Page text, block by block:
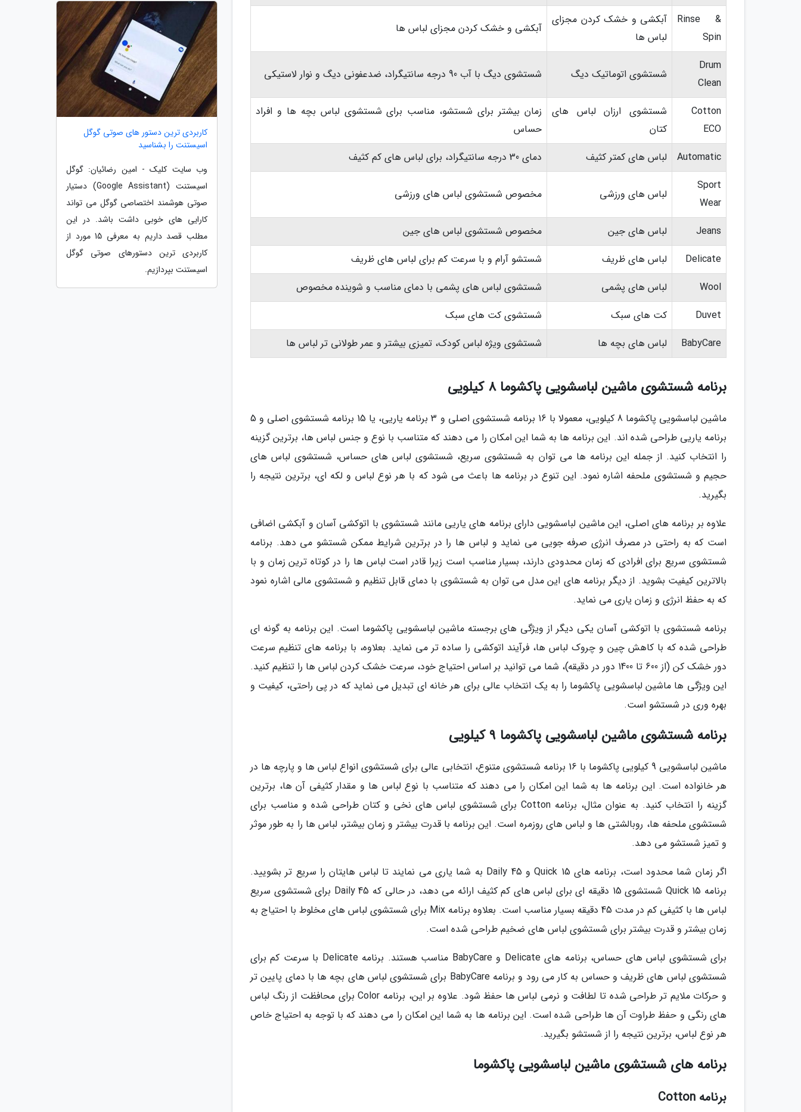
Rinse &
Spin
آبکشی و خشک کردن مجزای
لباس ها
آبکشی و خشک کردن مجزای لباس ها
Drum
Clean
شستشوی اتوماتیک دیگ شستشوی دیگ با آب 90 درجه سانتیگراد، ضدعفونی دیگ و نوار لاستیکی
Cotton
ECO
شستشوی ارزان لباس های
کتان
زمان بیشتر برای شستشو، مناسب برای شستشوی لباس بچه ها و افراد
حساس
Automatic
لباس های کمتر کثیف
دمای 30 درجه سانتیگراد، برای لباس های کم کثیف
Sport
Wear
لباس های ورزشی مخصوص شستشوی لباس های ورزشی
Jeans لباس های جین
مخصوص شستشوی لباس های جین
Delicate
لباس های ظریف
شستشو آرام و با سرعت کم برای لباس های ظریف
Wool
لباس های پشمی
شستشوی لباس های پشمی با دمای مناسب و شوینده مخصوص
Duvet
کت های سبک
شستشوی کت های سبک
BabyCare
لباس های بچه ها شستشوی ویژه لباس کودک، تمیزی بیشتر و عمر طولانی تر لباس ها
برنامه شستشوی ماشین لباسشویی پاکشوما 8 کیلویی
ماشین لباسشویی پاکشوما 8 کیلویی، معمولا با 16 برنامه شستشوی اصلی و 3 برنامه یاریی، یا 15 برنامه شستشوی اصلی و 5
برنامه یاریی طراحی شده اند. این برنامه ها به شما این امکان را می دهند که متناسب با نوع و جنس لباس ها، برترین گزینه
را انتخاب کنید. از جمله این برنامه ها می توان به شستشوی سریع، شستشوی لباس های حساس، شستشوی لباس های
حجیم و شستشوی ملحفه اشاره نمود. این تنوع در برنامه ها باعث می شود که با هر نوع لباس و لکه ای، برترین نتیجه را
بگیرید.
علاوه بر برنامه های اصلی، این ماشین لباسشویی دارای برنامه های یاریی مانند شستشوی با اتوکشی آسان و آبکشی اضافی
است که به راحتی در مصرف انرژی صرفه جویی می نماید و لباس ها را در برترین شرایط ممکن شستشو می دهد. برنامه
شستشوی سریع برای افرادی که زمان محدودی دارند، بسیار مناسب است زیرا قادر است لباس ها را در کوتاه ترین زمان و با
بالاترین کیفیت بشوید. از دیگر برنامه های این مدل می توان به شستشوی با دمای قابل تنظیم و شستشوی مالی اشاره نمود
که به حفظ انرژی و زمان یاری می نماید.
برنامه شستشوی با اتوکشی آسان یکی دیگر از ویژگی های برجسته ماشین لباسشویی پاکشوما است. این برنامه به گونه ای
طراحی شده که با کاهش چین و چروک لباس ها، فرآیند اتوکشی را ساده تر می نماید. بعلاوه، با برنامه های تنظیم سرعت
دور خشک کن (از 600 تا 1400 دور در دقیقه)، شما می توانید بر اساس احتیاج خود، سرعت خشک کردن لباس ها را تنظیم کنید.
این ویژگی ها ماشین لباسشویی پاکشوما را به یک انتخاب عالی برای هر خانه ای تبدیل می نماید که در پی راحتی، کیفیت و
بهره وری در شستشو است.
برنامه شستشوی ماشین لباسشویی پاکشوما 9 کیلویی
ماشین لباسشویی 9 کیلویی پاکشوما با 16 برنامه شستشوی متنوع، انتخابی عالی برای شستشوی انواع لباس ها و پارچه ها در
هر خانواده است. این برنامه ها به شما این امکان را می دهند که متناسب با نوع لباس ها و مقدار کثیفی آن ها، برترین
گزینه را انتخاب کنید. به عنوان مثال، برنامه Cotton برای شستشوی لباس های نخی و کتان طراحی شده و مناسب برای
شستشوی ملحفه ها، روبالشتی ها و لباس های روزمره است. این برنامه با قدرت بیشتر و زمان بیشتر، لباس ها را به طور موثر
و تمیز شستشو می دهد.
اگر زمان شما محدود است، برنامه های Quick 15 و Daily 45 به شما یاری می نمایند تا لباس هایتان را سریع تر بشویید.
برنامه Quick 15 شستشوی 15 دقیقه ای برای لباس های کم کثیف ارائه می دهد، در حالی که Daily 45 برای شستشوی سریع
لباس ها با کثیفی کم در مدت 45 دقیقه بسیار مناسب است. بعلاوه برنامه Mix برای شستشوی لباس های مخلوط با احتیاج به
زمان بیشتر و قدرت بیشتر برای شستشوی لباس های ضخیم طراحی شده است.
برای شستشوی لباس های حساس، برنامه های Delicate و BabyCare مناسب هستند. برنامه Delicate با سرعت کم برای
شستشوی لباس های ظریف و حساس به کار می رود و برنامه BabyCare برای شستشوی لباس های بچه ها با دمای پایین تر
و حرکات ملایم تر طراحی شده تا لطافت و نرمی لباس ها حفظ شود. علاوه بر این، برنامه Color برای محافظت از رنگ لباس
های رنگی و حفظ طراوت آن ها طراحی شده است. این برنامه ها به شما این امکان را می دهند که با توجه به احتیاج خاص
هر نوع لباس، برترین نتیجه را از شستشو بگیرید.
برنامه های شستشوی ماشین لباسشویی پاکشوما
برنامه Cotton
کاربردی ترین دستور های صوتی گوگل
اسیستنت را بشناسید
وب سایت کلیک - امین رضائیان: گوگل
اسیستنت (Google Assistant) دستیار
صوتی هوشمند اختصاصی گوگل می تواند
کارایی های خوبی داشت باشد. در این
مطلب قصد داریم به معرفی 15 مورد از
کاربردی ترین دستورهای صوتی گوگل
اسیستنت بپردازیم.